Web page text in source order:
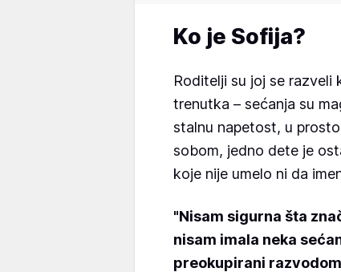
Ko je Sofija?
Roditelji su joj se razveli
trenutka – sećanja su
stalnu napetost, u
sobom, jedno dete je
koje nije umelo ni da
"Nisam sigurna šta
nisam imala neka
preokupirani